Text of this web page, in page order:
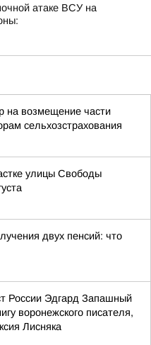
атаке ВСУ на
на возмещение части
сельхозстрахования
улицы Свободы
двух пенсий: что
России Эдгард Запашный
воронежского писателя,
Лисняка